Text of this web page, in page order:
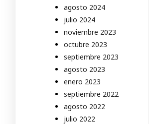
agosto 2024
julio 2024
noviembre 2023
octubre 2023
septiembre 2023
agosto 2023
enero 2023
septiembre 2022
agosto 2022
julio 2022